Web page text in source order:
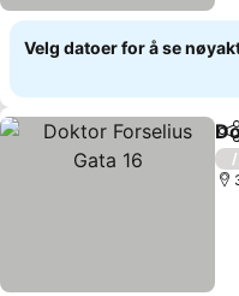
Velg datoer for å se
Del
/